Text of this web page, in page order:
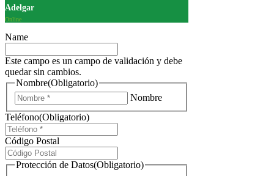
Adelgar
Online
Name
Este campo es un campo de validación y debe
quedar sin cambios.
Nombre(Obligatorio)
Nombre
Teléfono(Obligatorio)
Código Postal
Protección de Datos(Obligatorio)